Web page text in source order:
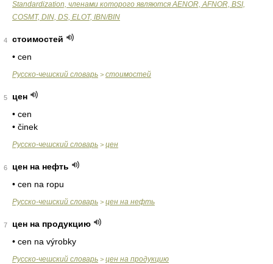
Standardization, членами которого являются AENOR, AFNOR, BSI,
COSMT, DIN, DS, ELOT, IBN/BIN
4
стоимостей
• cen
Русско-чешский словарь > стоимостей
5
цен
• cen
• činek
Русско-чешский словарь > цен
6
цен на нефть
• cen na ropu
Русско-чешский словарь > цен на нефть
7
цен на продукцию
• cen na výrobky
Русско-чешский словарь > цен на продукцию